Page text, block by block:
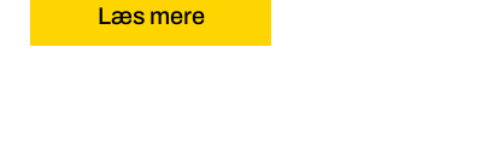
Læs mere